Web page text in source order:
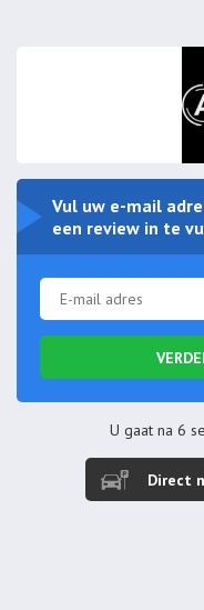
Vul uw e-mail
een review in te
U gaat na 6
Direct